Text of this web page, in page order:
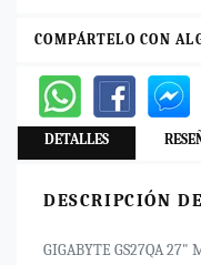
COMPÁRTELO CON
DETALLES
DESCRIPCIÓN
GIGABYTE GS27QA 27"